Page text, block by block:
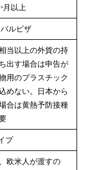
月以上
ルビザ
当以上の外貨の持
出す場合は申告が
用のプラスチック
めない。日本から
合は黄熱予防接種
プ
欧米人が渡すの